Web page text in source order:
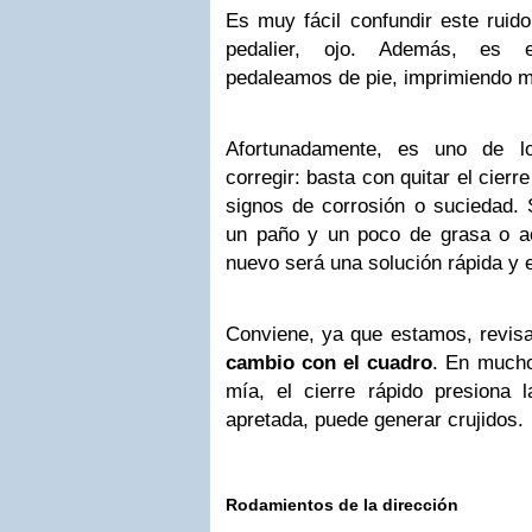
Es muy fácil confundir este
pedalier, ojo. Además, es
pedaleamos de pie, imprimiendo
Afortunadamente, es uno de
corregir: basta con quitar el
signos de corrosión o
un paño y un poco de grasa o
nuevo será una solución rápida y
Conviene, ya que estamos,
cambio con el cuadro. En
mía, el cierre rápido presiona
apretada, puede generar crujidos.
Rodamientos de la dirección